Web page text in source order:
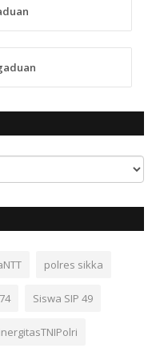
polres sikka
Siswa SIP 49